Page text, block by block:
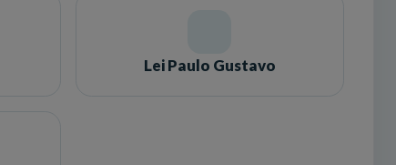
Lei Paulo Gustavo